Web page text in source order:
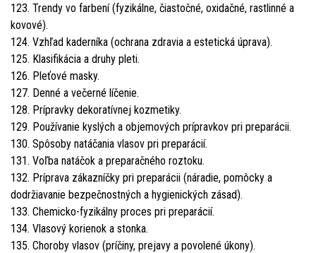
123. Trendy vo farbení (fyzikálne, čiastočné, oxidačné, rastlinné a
kovové).
124. Vzhľad kaderníka (ochrana zdravia a estetická úprava).
125. Klasifikácia a druhy pleti.
126. Pleťové masky.
127. Denné a večerné líčenie.
128. Prípravky dekoratívnej kozmetiky.
129. Používanie kyslých a objemových prípravkov pri preparácii.
130. Spôsoby natáčania vlasov pri preparácií.
131. Voľba natáčok a preparačného roztoku.
132. Príprava zákazníčky pri preparácii (náradie, pomôcky a
dodržiavanie bezpečnostných a hygienických zásad).
133. Chemicko-fyzikálny proces pri preparácií.
134. Vlasový korienok a stonka.
135. Choroby vlasov (príčiny, prejavy a povolené úkony).